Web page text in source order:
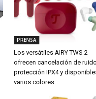
PRENSA
Los versátiles AIRY TWS 2
ofrecen cancelación de ruido,
protección IPX4 y
varios colores